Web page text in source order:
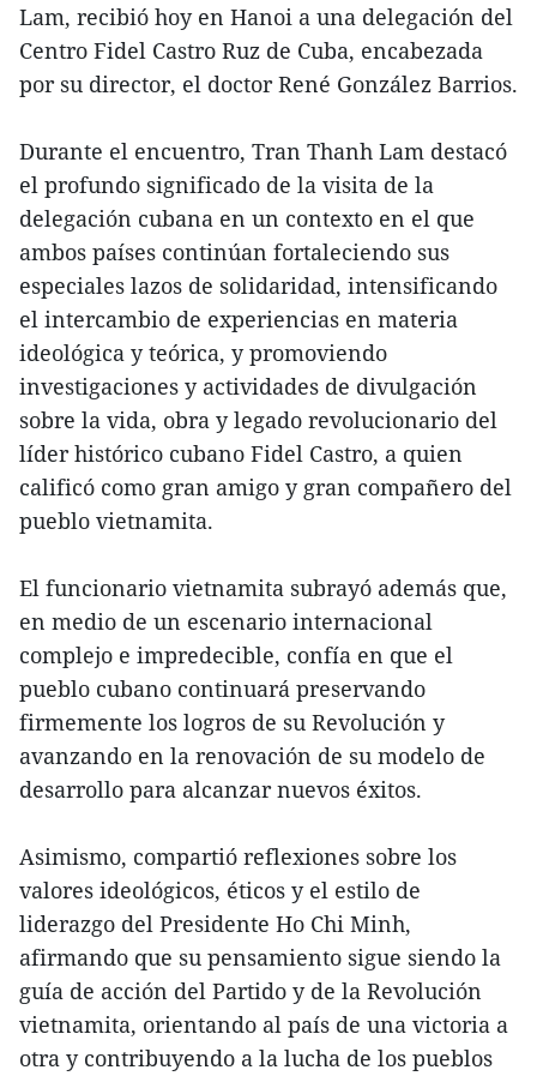
Lam, recibió hoy en Hanoi a una delegación del
Centro Fidel Castro Ruz de Cuba, encabezada
por su director, el doctor René González Barrios.
Durante el encuentro, Tran Thanh Lam destacó
el profundo significado de la visita de la
delegación cubana en un contexto en el que
ambos países continúan fortaleciendo sus
especiales lazos de solidaridad, intensificando
el intercambio de experiencias en materia
ideológica y teórica, y promoviendo
investigaciones y actividades de divulgación
sobre la vida, obra y legado revolucionario del
líder histórico cubano Fidel Castro, a quien
calificó como gran amigo y gran compañero del
pueblo vietnamita.
El funcionario vietnamita subrayó además que,
en medio de un escenario internacional
complejo e impredecible, confía en que el
pueblo cubano continuará preservando
firmemente los logros de su Revolución y
avanzando en la renovación de su modelo de
desarrollo para alcanzar nuevos éxitos.
Asimismo, compartió reflexiones sobre los
valores ideológicos, éticos y el estilo de
liderazgo del Presidente Ho Chi Minh,
afirmando que su pensamiento sigue siendo la
guía de acción del Partido y de la Revolución
vietnamita, orientando al país de una victoria a
otra y contribuyendo a la lucha de los pueblos